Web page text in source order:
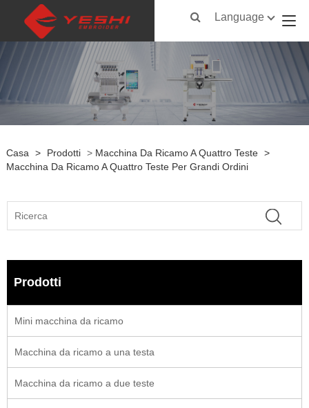
Language
Casa > Prodotti > Macchina Da Ricamo A Quattro Teste >
Macchina Da Ricamo A Quattro Teste Per Grandi Ordini
Prodotti
Mini macchina da ricamo
Macchina da ricamo a una testa
Macchina da ricamo a due teste